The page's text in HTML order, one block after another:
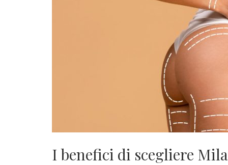
I benefici di scegliere